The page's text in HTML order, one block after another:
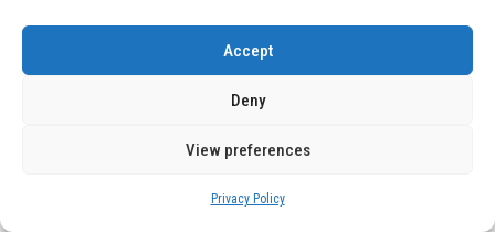
Accept
Deny
View preferences
Privacy Policy